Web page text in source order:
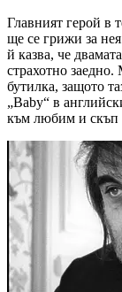
Главният герой в
ще се грижи за
й казва, че
страхотно
бутилка, защото
„Baby“ в
към любим и скъп